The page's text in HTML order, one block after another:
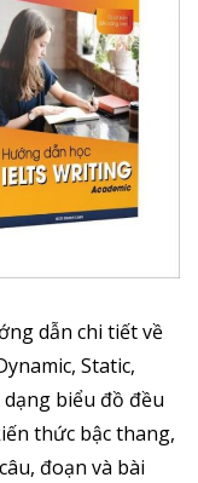
dẫn chi tiết về
Static,
dạng biểu đồ đều
thức bậc thang,
đoạn và bài